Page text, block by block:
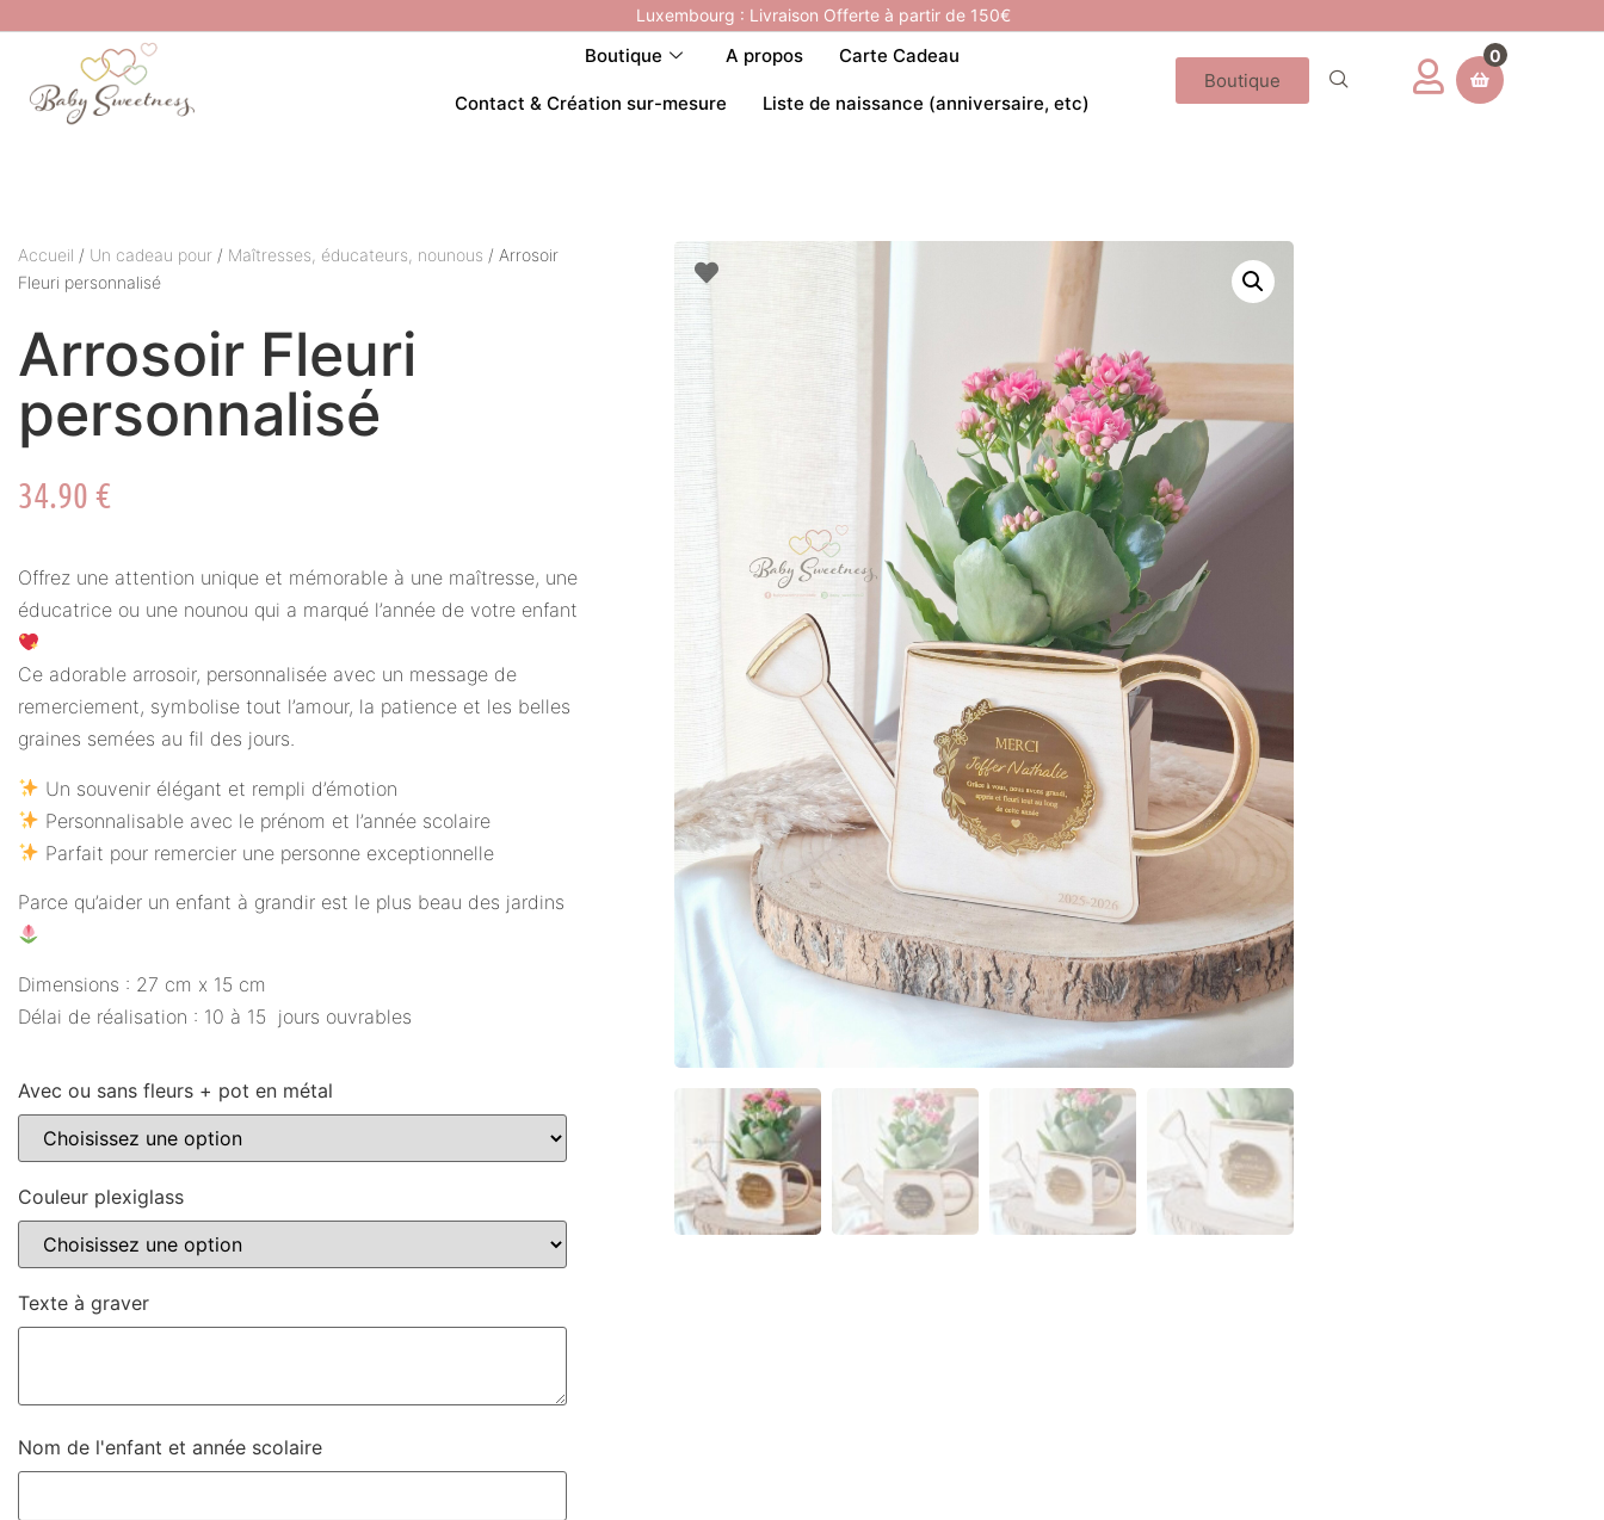
Luxembourg : Livraison Offerte à partir de 150€
Boutique A propos Carte Cadeau
Contact & Création sur-mesure Liste de naissance (anniversaire, etc)
Boutique
0
Accueil / Un cadeau pour / Maîtresses, éducateurs, nounous / Arrosoir
Fleuri personnalisé
Arrosoir Fleuri
personnalisé
34.90 €
Offrez une attention unique et mémorable à une maîtresse, une
éducatrice ou une nounou qui a marqué l’année de votre enfant
Ce adorable arrosoir, personnalisée avec un message de
remerciement, symbolise tout l’amour, la patience et les belles
graines semées au fil des jours.
Un souvenir élégant et rempli d’émotion
Personnalisable avec le prénom et l’année scolaire
Parfait pour remercier une personne exceptionnelle
Parce qu’aider un enfant à grandir est le plus beau des jardins
Dimensions : 27 cm x 15 cm
Délai de réalisation : 10 à 15 jours ouvrables
Avec ou sans fleurs + pot en métal
Couleur plexiglass
Texte à graver
Nom de l'enfant et année scolaire